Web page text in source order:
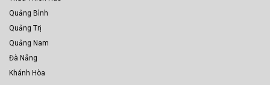
Quảng Bình
Quảng Trị
Quảng Nam
Đà Nẵng
Khánh Hòa